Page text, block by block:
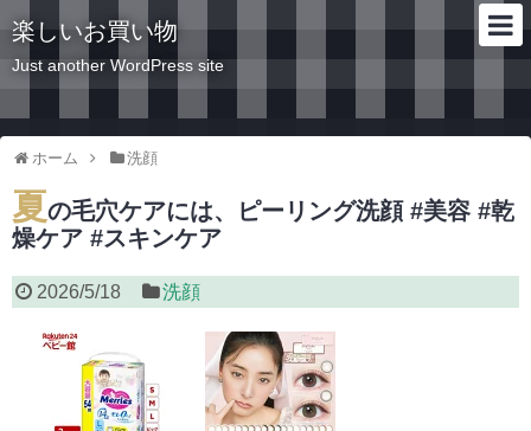
楽しいお買い物
Just another WordPress site
ホーム 洗顔
夏の毛穴ケアには、ピーリング洗顔 #美容 #乾
燥ケア #スキンケア
2026/5/18 洗顔